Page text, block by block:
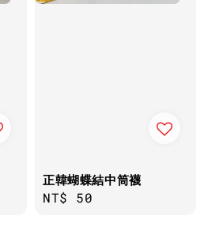
正韓蝴蝶結中筒襪
Regular
NT$ 50